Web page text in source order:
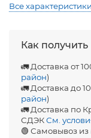
Все характеристики
Как получить
🚛 Доставка от
район)
🚛 Доставка до
район)
🚛 Доставка по
СДЭКСм.
🟢 Самовывоз